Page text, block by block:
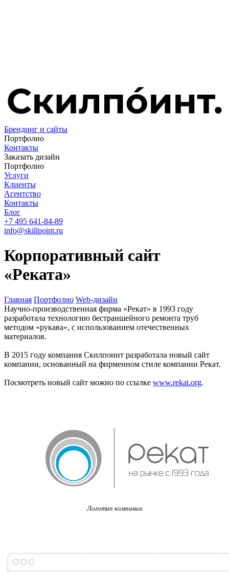
Брендинг и сайты
Портфолио
Контакты
Заказать дизайн
Портфолио
Услуги
Клиенты
Агентство
Контакты
Блог
+7 495 641-84-89
info@skillpoint.ru
Корпоративный сайт
«Реката»
Главная Портфолио Web-дизайн
Научно-производственная фирма «Рекат» в 1993 году
разработала технологию бестраншейного ремонта труб
методом «рукава», с использованием отечественных
материалов.
В 2015 году компания Скилпоинт разработала новый сайт
компании, основанный на фирменном стиле компании Рекат.
Посмотреть новый сайт можно по ссылке www.rekat.org.
Логотип компании